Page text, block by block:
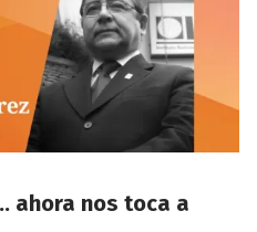
ahora nos toca a